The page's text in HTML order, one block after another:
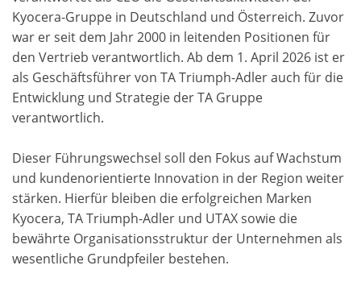
Kyocera-Gruppe in Deutschland und Österreich. Zuvor
war er seit dem Jahr 2000 in leitenden Positionen für
den Vertrieb verantwortlich. Ab dem 1. April 2026 ist er
als Geschäftsführer von TA Triumph-Adler auch für die
Entwicklung und Strategie der TA Gruppe
verantwortlich.
Dieser Führungswechsel soll den Fokus auf Wachstum
und kundenorientierte Innovation in der Region weiter
stärken. Hierfür bleiben die erfolgreichen Marken
Kyocera, TA Triumph-Adler und UTAX sowie die
bewährte Organisationsstruktur der Unternehmen als
wesentliche Grundpfeiler bestehen.